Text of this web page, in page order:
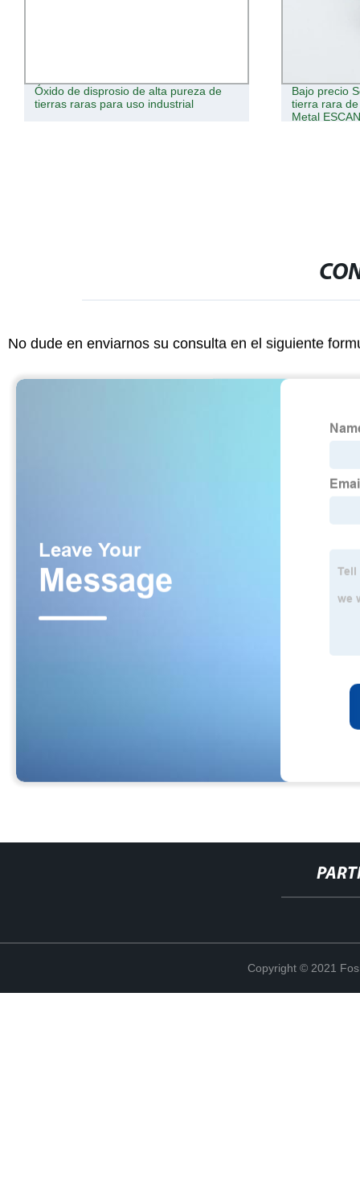
Óxido de disprosio de alta pureza de
tierras raras para uso industrial
Bajo precio
tierra rara
Metal
No dude en enviarnos su consulta en el siguiente
Copyright © 2021